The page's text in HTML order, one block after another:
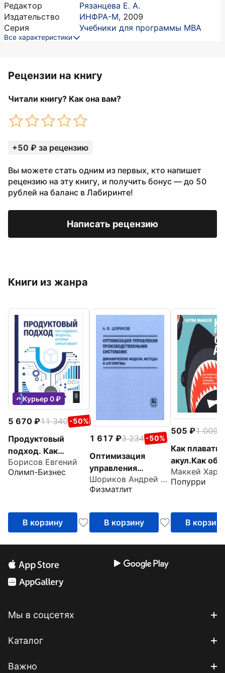
Редактор
Рязанцева Е. А.
Издательство
ИНФРА-М, 2009
Серия
Учебники для программы MBA
Все характеристики
Рецензии на книгу
Читали книгу? Как она вам?
+50 ₽ за рецензию
Вы можете стать одним из первых, кто напишет
рецензию на эту книгу, и получить бонус — до 50
рублей на баланс в Лабиринте!
Написать рецензию
Книги из жанра
Курьер 0 ₽
5 670 11 340 -50%
Продуктовый
подход. Как
создавать
продукты, которые
Борисов Евгений
Олимп-Бизнес
В корзину
1 617 3 234 -50%
Оптимизация
управления
производственным
и системами.
модели, методы и
алгоритмы
Шориков Андрей Федорович
Физматлит
В корзину
505 1 009
Как плавать
акул.Как
конкурентов
торговле,
ведении
переговоров
Маккей
Попурри
В корзину
Мы в соцсетях
Каталог
Важно